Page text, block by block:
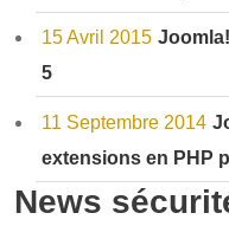
15 Avril 2015
5
11 Septembre 2014
extensions en PHP
News